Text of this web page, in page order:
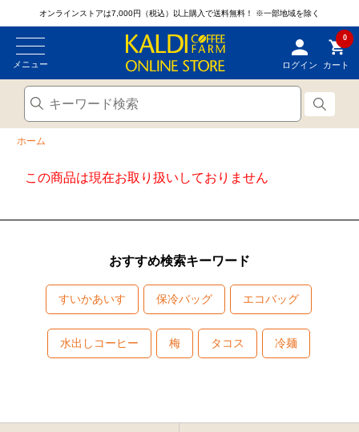
オンラインストアは7,000円（税込）以上購入で送料無料！ ※一部地域を除く
メニュー ログイン
0
カート
ホーム
この商品は現在お取り扱いしておりません
おすすめ検索キーワード
すいかあいす 保冷バッグ エコバッグ
水出しコーヒー 梅 タコス 冷麺